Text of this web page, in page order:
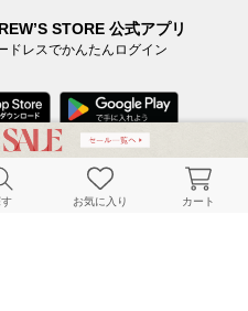
STORE 公式アプリ
ドレスでかんたんログイン
SERVICE
お気に入り カート